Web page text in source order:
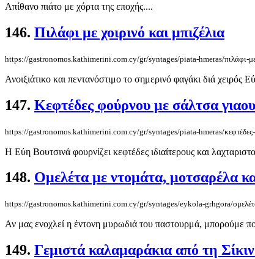
Απίθανο πιάτο με χόρτα της εποχής....
146. Πιλάφι με χοιρινό και μπιζέλια
https://gastronomos.kathimerini.com.cy/gr/syntages/piata-hmeras/πιλάφι-με-
Ανοιξιάτικο και πεντανόστιμο το σημερινό φαγάκι διά χειρός
147. Κεφτέδες φούρνου με σάλτσα
https://gastronomos.kathimerini.com.cy/gr/syntages/piata-hmeras/κεφτέδες-
Η Εύη Βουτσινά φουρνίζει κεφτέδες ιδιαίτερους και
148. Ομελέτα με ντομάτα, μοτσαρέλα
https://gastronomos.kathimerini.com.cy/gr/syntages/eykola-grhgora/
Αν μας ενοχλεί η έντονη μυρωδιά του παστουρμά, μπορούμε
149. Γεμιστά καλαμαράκια από τη